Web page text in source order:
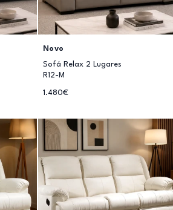
Novo
Sofá Relax 2 Lugares
R12-M
1.480€